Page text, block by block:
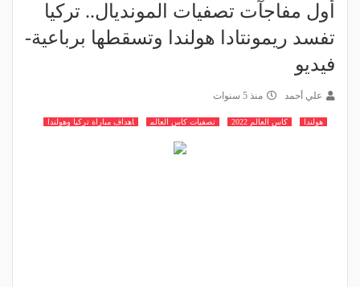
أول مفاجآت تصفيات المونديال.. تركيا
تفسد ريمونتادا هولندا وتسقطها برباعية-
فيديو
علي أحمد منذ 5 سنوات
هولندا كاس العالم 2022 تصفيات كاس العالم اهداف مباراة تركيا وهولندا